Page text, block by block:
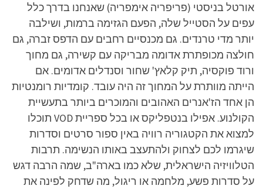
אורטל בניסטי (פריפריה אימפריה) שאנחנו בדרך כלל
עפים על הסטייל שלה, הפעם הגזימה ברמות, ושילבה
יותר מדי טרנדים. גם מכנסיים רחבים עם הדפס זברה, גם
חולצה מכופתרת אדומה מבריקה עם קשירה, גם מחוך
ורוד פוקסיה, תיק קלאץ' שחור וסנדלים אדומים. אם
הייתה מוותרת על המחוך זה היה עובד. קומדיות רומנטיות
הן אחד הז'אנרים האהובים והמוכרים ביותר בתעשיית
הקולנוע. אפילו בנטפליקס או בכל ספריית VOD תוכלו
למצוא את הקטגוריה רוויה באין ספור סרטים וסדרות
שיגרמו לכם לצחוק ולהתעצב באותו הנשימה. תרבות
הטלוויזיה הישראלית, שלא כמו בארה"ב, שמה הרבה דגש
על סדרות פשע, מלחמה או ריגול, מה שדחק לפינה את